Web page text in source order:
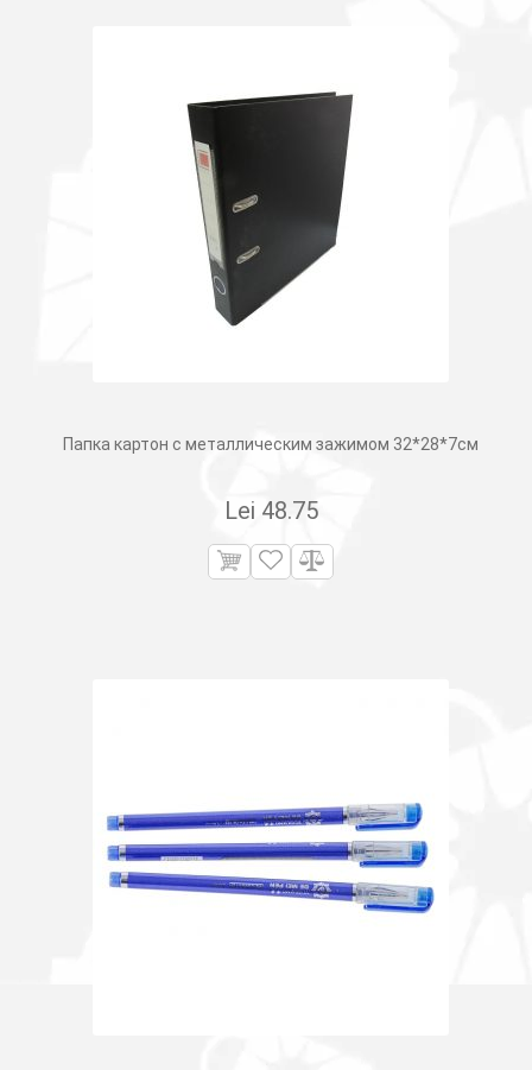
Папка картон с металлическим зажимом 32*28*7см
Lei 48.75